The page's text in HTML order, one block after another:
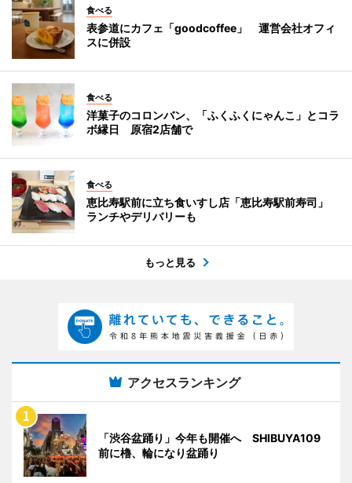
食べる
表参道にカフェ「goodcoffee」 運営会社オフィ
スに併設
食べる
洋菓子のコロンバン、「ふくふくにゃんこ」とコラ
ボ縁日 原宿2店舗で
食べる
恵比寿駅前に立ち食いすし店「恵比寿駅前寿司」
ランチやデリバリーも
もっと見る
アクセスランキング
「渋谷盆踊り」今年も開催へ SHIBUYA109
前に櫓、輪になり盆踊り